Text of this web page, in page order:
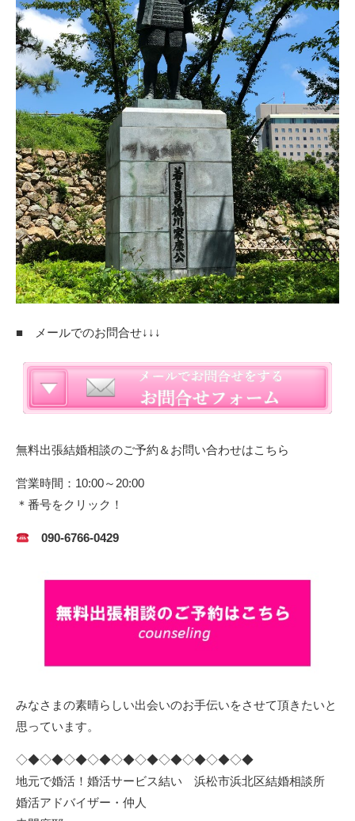
■ メールでのお問合せ↓↓↓
無料出張結婚相談のご予約＆お問い合わせはこちら
営業時間：10:00～20:00
＊番号をクリック！
090-6766-0429
みなさまの素晴らしい出会いのお手伝いをさせて頂きたいと
思っています。
◇◆◇◆◇◆◇◆◇◆◇◆◇◆◇◆◇◆◇◆
地元で婚活！婚活サービス結い 浜松市浜北区結婚相談所
婚活アドバイザー・仲人